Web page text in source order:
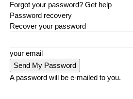
Forgot your password? Get help
Password recovery
Recover your password
your email
A password will be e-mailed to you.